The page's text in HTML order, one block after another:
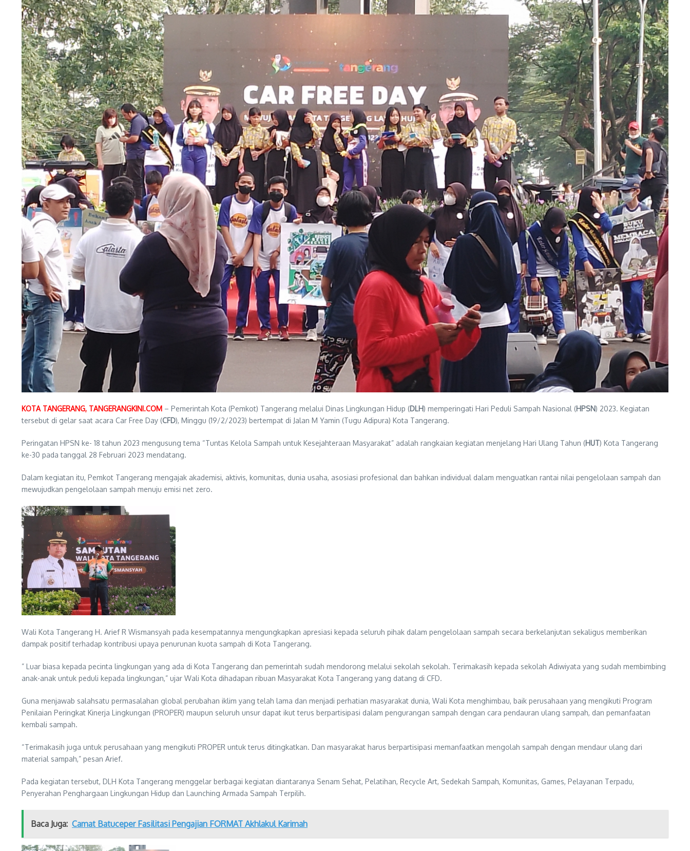
KOTA TANGERANG, TANGERANGKINI.COM – Pemerintah Kota (Pemkot) Tangerang melalui Dinas Lingkungan Hidup (DLH) memperingati Hari Peduli Sampah Nasional (HPSN) 2023. Kegiatan
tersebut di gelar saat acara Car Free Day (CFD), Minggu (19/2/2023) bertempat di Jalan M Yamin (Tugu Adipura) Kota Tangerang.
Peringatan HPSN ke- 18 tahun 2023 mengusung tema “Tuntas Kelola Sampah untuk Kesejahteraan Masyarakat” adalah rangkaian kegiatan menjelang Hari Ulang Tahun (HUT) Kota Tangerang
ke-30 pada tanggal 28 Februari 2023 mendatang.
Dalam kegiatan itu, Pemkot Tangerang mengajak akademisi, aktivis, komunitas, dunia usaha, asosiasi profesional dan bahkan individual dalam menguatkan rantai nilai pengelolaan sampah dan
mewujudkan pengelolaan sampah menuju emisi net zero.
Wali Kota Tangerang H. Arief R Wismansyah pada kesempatannya mengungkapkan apresiasi kepada seluruh pihak dalam pengelolaan sampah secara berkelanjutan sekaligus memberikan
dampak positif terhadap kontribusi upaya penurunan kuota sampah di Kota Tangerang.
” Luar biasa kepada pecinta lingkungan yang ada di Kota Tangerang dan pemerintah sudah mendorong melalui sekolah sekolah. Terimakasih kepada sekolah Adiwiyata yang sudah membimbing
anak-anak untuk peduli kepada lingkungan,” ujar Wali Kota dihadapan ribuan Masyarakat Kota Tangerang yang datang di CFD.
Guna menjawab salahsatu permasalahan global perubahan iklim yang telah lama dan menjadi perhatian masyarakat dunia, Wali Kota menghimbau, baik perusahaan yang mengikuti Program
Penilaian Peringkat Kinerja Lingkungan (PROPER) maupun seluruh unsur dapat ikut terus berpartisipasi dalam pengurangan sampah dengan cara pendauran ulang sampah, dan pemanfaatan
kembali sampah.
“Terimakasih juga untuk perusahaan yang mengikuti PROPER untuk terus ditingkatkan. Dan masyarakat harus berpartisipasi memanfaatkan mengolah sampah dengan mendaur ulang dari
material sampah,” pesan Arief.
Pada kegiatan tersebut, DLH Kota Tangerang menggelar berbagai kegiatan diantaranya Senam Sehat, Pelatihan, Recycle Art, Sedekah Sampah, Komunitas, Games, Pelayanan Terpadu,
Penyerahan Penghargaan Lingkungan Hidup dan Launching Armada Sampah Terpilih.
Baca Juga: Camat Batuceper Fasilitasi Pengajian FORMAT Akhlakul Karimah